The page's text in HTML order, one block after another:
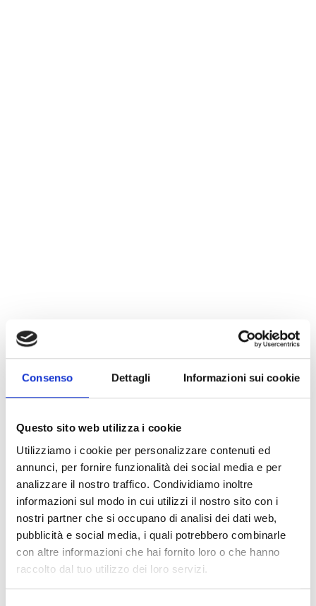
Consenso Dettagli Informazioni sui cookie
Questo sito web utilizza i cookie
Utilizziamo i cookie per personalizzare contenuti ed
annunci, per fornire funzionalità dei social media e per
analizzare il nostro traffico. Condividiamo inoltre
informazioni sul modo in cui utilizzi il nostro sito con i
nostri partner che si occupano di analisi dei dati web,
pubblicità e social media, i quali potrebbero combinarle
con altre informazioni che hai fornito loro o che hanno
raccolto dal tuo utilizzo dei loro servizi.